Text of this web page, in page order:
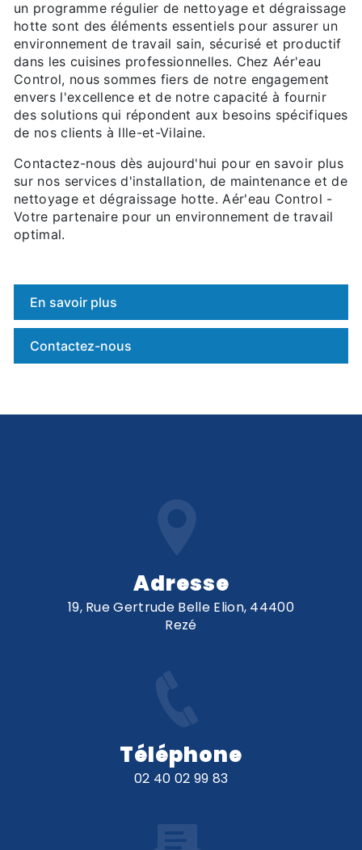
un programme régulier de nettoyage et dégraissage
hotte sont des éléments essentiels pour assurer un
environnement de travail sain, sécurisé et productif
dans les cuisines professionnelles. Chez Aér'eau
Control, nous sommes fiers de notre engagement
envers l'excellence et de notre capacité à fournir
des solutions qui répondent aux besoins spécifiques
de nos clients à Ille-et-Vilaine.
Contactez-nous dès aujourd'hui pour en savoir plus
sur nos services d'installation, de maintenance et de
nettoyage et dégraissage hotte. Aér'eau Control -
Votre partenaire pour un environnement de travail
optimal.
En savoir plus
Contactez-nous
Adresse
19, Rue Gertrude Belle Elion, 44400
Rezé
Téléphone
02 40 02 99 83